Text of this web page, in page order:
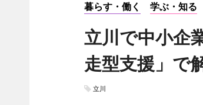
暮らす・働く 学ぶ・知る
立川で中小企
走型支援」で
立川